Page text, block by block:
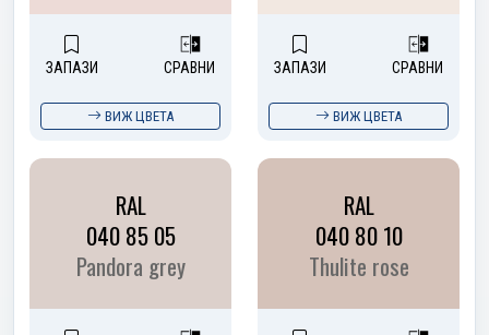
ЗАПАЗИ СРАВНИ
ВИЖ ЦВЕТА
ЗАПАЗИ СРАВНИ
ВИЖ ЦВЕТА
RAL
040 85 05
Pandora grey
RAL
040 80 10
Thulite rose